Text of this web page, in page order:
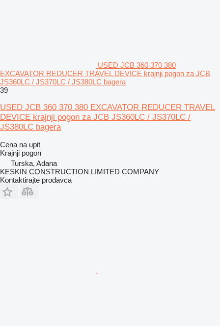
USED JCB 360 370 380
EXCAVATOR REDUCER TRAVEL DEVICE krajnji pogon za JCB
JS360LC / JS370LC / JS380LC bagera
39
USED JCB 360 370 380 EXCAVATOR REDUCER TRAVEL
DEVICE krajnji pogon za JCB JS360LC / JS370LC /
JS380LC bagera
Cena na upit
Krajnji pogon
Turska, Adana
KESKIN CONSTRUCTION LIMITED COMPANY
Kontaktirajte prodavca